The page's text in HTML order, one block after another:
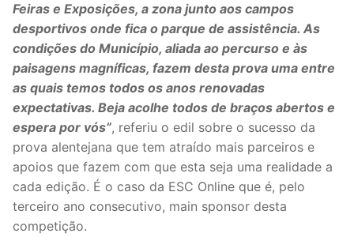
Feiras e Exposições, a zona junto aos campos
desportivos onde fica o parque de assistência. As
condições do Município, aliada ao percurso e às
paisagens magníficas, fazem desta prova uma entre
as quais temos todos os anos renovadas
expectativas. Beja acolhe todos de braços abertos e
espera por vós”, referiu o edil sobre o sucesso da
prova alentejana que tem atraído mais parceiros e
apoios que fazem com que esta seja uma realidade a
cada edição. É o caso da ESC Online que é, pelo
terceiro ano consecutivo, main sponsor desta
competição.